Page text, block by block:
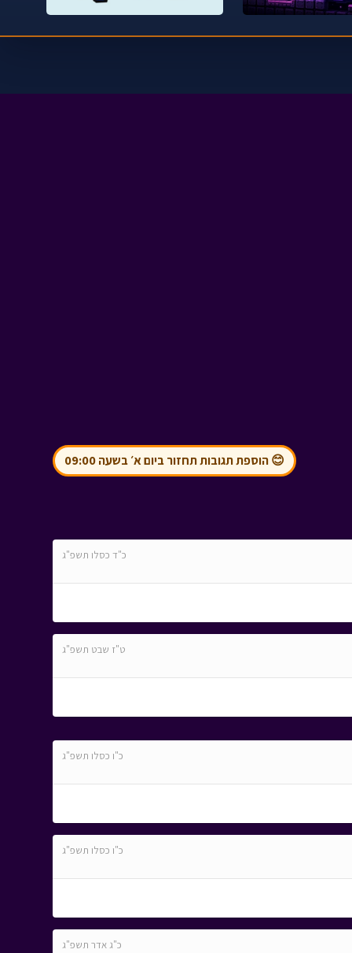
😊 הוספת תגובות תחזור ביום א׳ בשעה 09:00
כ"ד כסלו תשפ"ג
ט"ז שבט תשפ"ג
כ"ו כסלו תשפ"ג
כ"ו כסלו תשפ"ג
כ"ג אדר תשפ"ג